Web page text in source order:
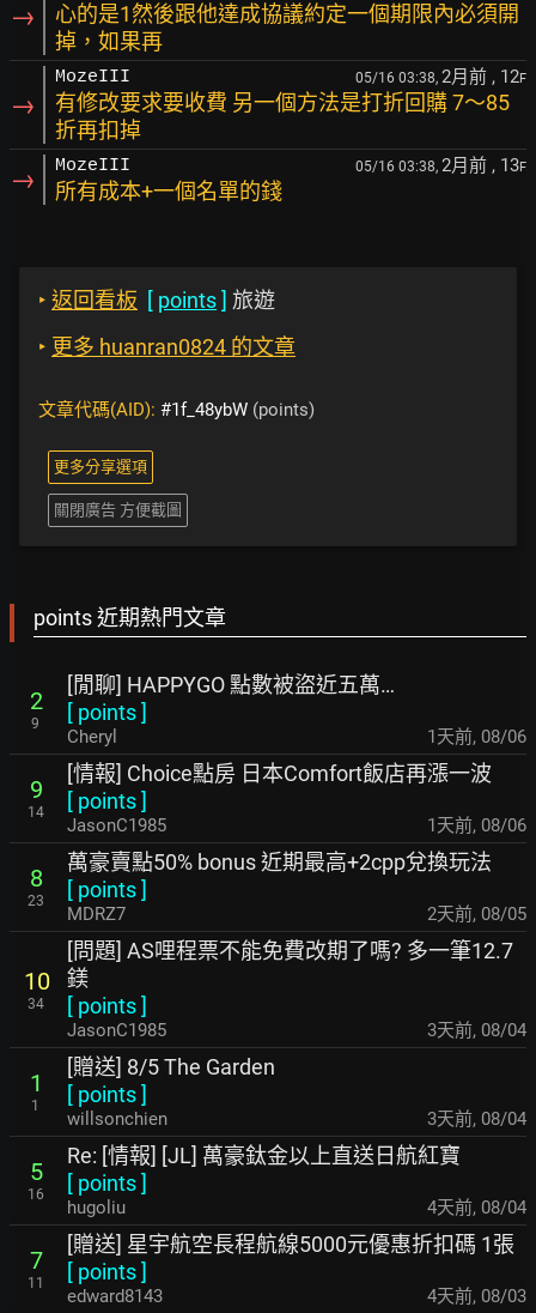
→
心的是1然後跟他達成協議約定一個期限內必須開
掉，如果再
→
MozeIII 05/16 03:38, 2月前 , 12F
有修改要求要收費 另一個方法是打折回購 7～85
折再扣掉
→ MozeIII 05/16 03:38, 2月前 , 13F
所有成本+一個名單的錢
‣ 返回看板 [ points] 旅遊
‣ 更多 huanran0824 的文章
文章代碼(AID): #1f_48ybW (points)
更多分享選項
關閉廣告 方便截圖
points 近期熱門文章
2
9
[閒聊] HAPPYGO 點數被盜近五萬…
[ points]
Cheryl 1天前, 08/06
9
14
[情報] Choice點房 日本Comfort飯店再漲一波
[ points]
JasonC1985 1天前, 08/06
8
23
萬豪賣點50% bonus 近期最高+2cpp兌換玩法
[ points]
MDRZ7 2天前, 08/05
10
34
[問題] AS哩程票不能免費改期了嗎? 多一筆12.7
鎂
[ points]
JasonC1985 3天前, 08/04
1
1
[贈送] 8/5 The Garden
[ points]
willsonchien 3天前, 08/04
5
16
Re: [情報] [JL] 萬豪鈦金以上直送日航紅寶
[ points]
hugoliu 4天前, 08/04
7
11
[贈送] 星宇航空長程航線5000元優惠折扣碼 1張
[ points]
edward8143 4天前, 08/03